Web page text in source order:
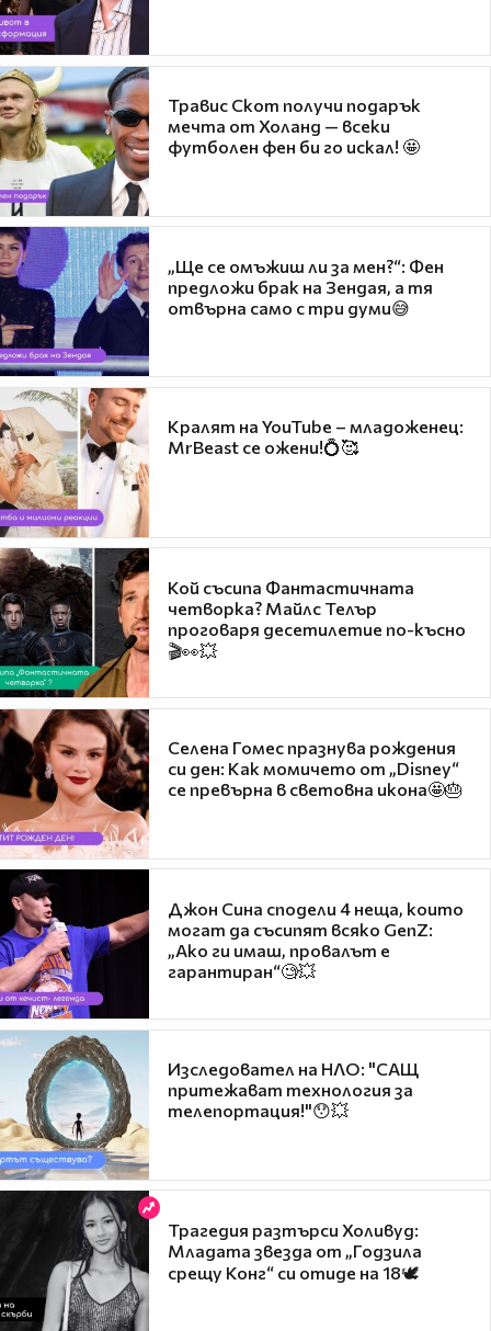
Травис Скот получи подарък
мечта от Холанд — всеки
футболен фен би го искал! 🤩
„Ще се омъжиш ли за мен?“: Фен
предложи брак на Зендая, а тя
отвърна само с три думи😅
Кралят на YouTube – младоженец:
MrBeast се ожени!💍🥰
Кой съсипа Фантастичната
четворка? Майлс Телър
проговаря десетилетие по-късно
🎬👀💥
Селена Гомес празнува рождения
си ден: Как момичето от „Disney“
се превърна в световна икона🤩🎂
Джон Сина сподели 4 неща, които
могат да съсипят всяко GenZ:
„Ако ги имаш, провалът е
гарантиран“🧐💥
Изследовател на НЛО: "САЩ
притежават технология за
телепортация!"😯💥
Трагедия разтърси Холивуд:
Младата звезда от „Годзила
срещу Конг“ си отиде на 18🕊️